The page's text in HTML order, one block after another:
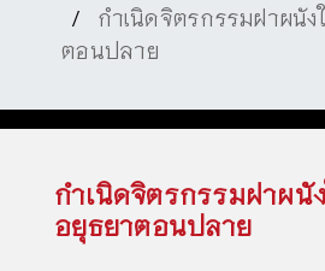
กำเนิดจิตรกรรมฝาผนั
ตอนปลาย
กำเนิดจิตรกรรมฝาผนั
อยุธยาตอนปลาย